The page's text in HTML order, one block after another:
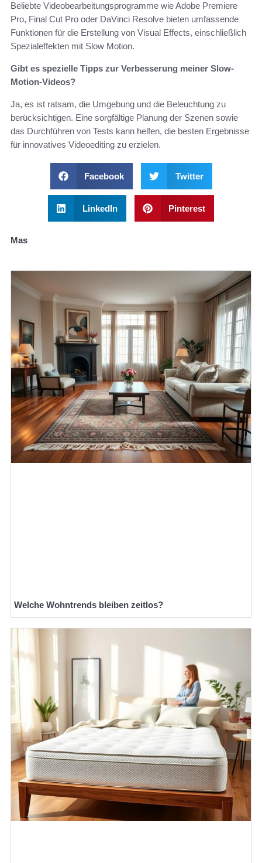
Beliebte Videobearbeitungsprogramme wie Adobe Premiere
Pro, Final Cut Pro oder DaVinci Resolve bieten umfassende
Funktionen für die Erstellung von Visual Effects, einschließlich
Spezialeffekten mit Slow Motion.
Gibt es spezielle Tipps zur Verbesserung meiner Slow-
Motion-Videos?
Ja, es ist ratsam, die Umgebung und die Beleuchtung zu
berücksichtigen. Eine sorgfältige Planung der Szenen sowie
das Durchführen von Tests kann helfen, die besten Ergebnisse
für innovatives Videoediting zu erzielen.
Facebook Twitter
LinkedIn Pinterest
Mas
Welche Wohntrends bleiben zeitlos?